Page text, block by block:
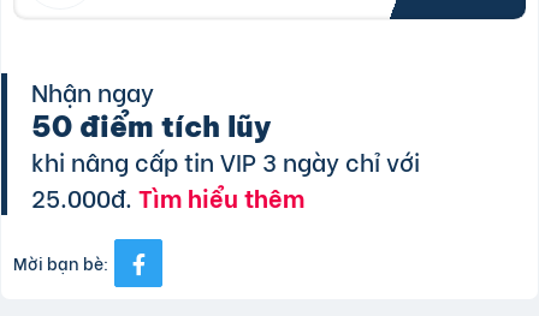
Nhận ngay
50 điểm tích lũy
khi nâng cấp tin VIP 3 ngày chỉ với
25.000đ.Tìm hiểu thêm
Mời bạn bè: